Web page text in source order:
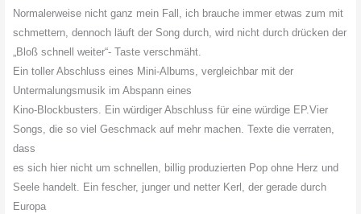
Normalerweise nicht ganz mein Fall, ich brauche immer etwas zum mit
schmettern, dennoch läuft der Song durch, wird nicht durch drücken der
„Bloß schnell weiter“- Taste verschmäht.
Ein toller Abschluss eines Mini-Albums, vergleichbar mit der
Untermalungsmusik im Abspann eines
Kino-Blockbusters. Ein würdiger Abschluss für eine würdige EP.Vier
Songs, die so viel Geschmack auf mehr machen. Texte die verraten,
dass
es sich hier nicht um schnellen, billig produzierten Pop ohne Herz und
Seele handelt. Ein fescher, junger und netter Kerl, der gerade durch
Europa